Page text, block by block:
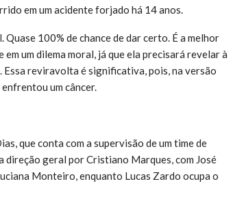
em um acidente forjado há 14 anos.
100% de chance de dar certo. É a melhor
um dilema moral, já que ela precisará revelar à
Essa reviravolta é significativa, pois, na versão
um câncer.
que conta com a supervisão de um time de
geral por Cristiano Marques, com José
Monteiro, enquanto Lucas Zardo ocupa o